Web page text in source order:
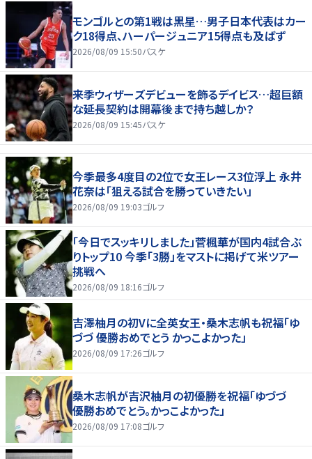
モンゴルとの第1戦は黒星…男子日本代表はカー
ク18得点、ハーパージュニア15得点も及ばず
2026/08/09 15:50バスケ
来季ウィザーズデビューを飾るデイビス…超巨額
な延長契約は開幕後まで持ち越しか？
2026/08/09 15:45バスケ
今季最多4度目の2位で女王レース3位浮上 永井
花奈は「狙える試合を勝っていきたい」
2026/08/09 19:03ゴルフ
「今日でスッキリしました」菅楓華が国内4試合ぶ
りトップ10 今季「3勝」をマストに掲げて米ツアー
挑戦へ
2026/08/09 18:16ゴルフ
吉澤柚月の初Vに全英女王・桑木志帆も祝福「ゆ
づづ 優勝おめでとう かっこよかった」
2026/08/09 17:26ゴルフ
桑木志帆が吉沢柚月の初優勝を祝福「ゆづづ
優勝おめでとう。かっこよかった」
2026/08/09 17:08ゴルフ